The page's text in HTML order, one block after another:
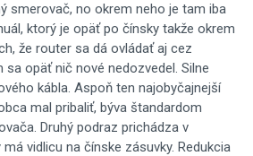
smerovač, no okrem neho je tam iba
ktorý je opäť po čínsky takže okrem
že router sa dá ovládať aj cez
sa opäť nič nové nedozvedel. Silne
kábla. Aspoň ten najobyčajnejší
mal pribaliť, býva štandardom
Druhý podraz prichádza v
vidlicu na čínske zásuvky. Redukcia